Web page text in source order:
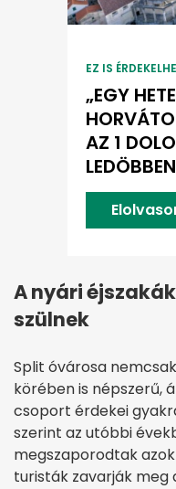
EZ IS
„EGY
AZ 1
A nyári
szülnek
Split óvárosa
körében is népszerű,
csoport érdekei
szerint az utóbbi
megszaporodtak
turisták zavarják meg